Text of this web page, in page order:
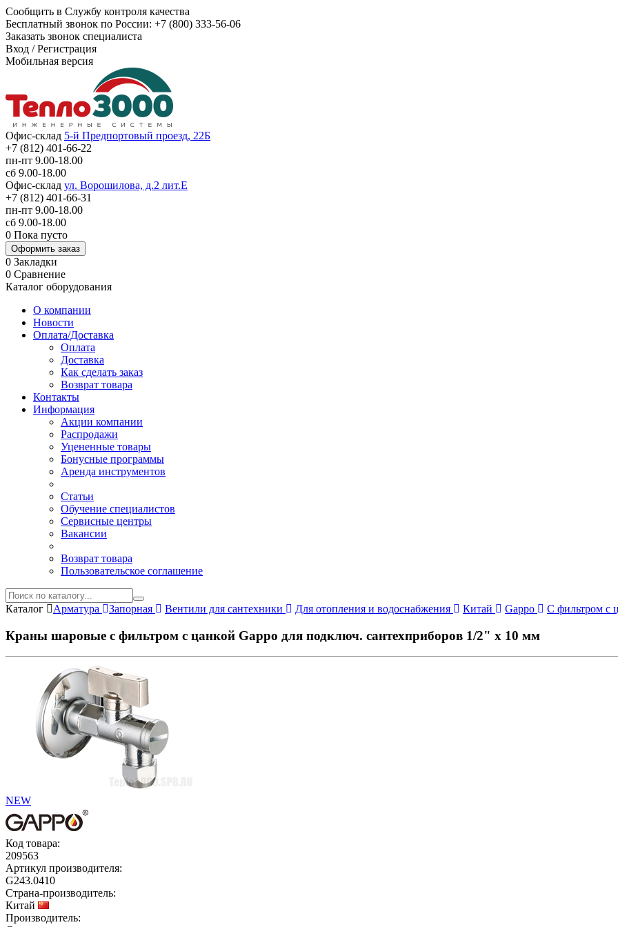
Сообщить в Службу контроля качества
Бесплатный звонок по России: +7 (800) 333-56-06
Заказать звонок специалиста
Вход /Регистрация
Мобильная версия
Офис-склад 5-й Предпортовый проезд, 22Б
+7 (812) 401-66-22
пн-пт 9.00-18.00
сб 9.00-18.00
Офис-склад ул. Ворошилова, д.2 лит.Е
+7 (812) 401-66-31
пн-пт 9.00-18.00
сб 9.00-18.00
0 Пока пусто
Оформить заказ
0 Закладки
0 Сравнение
Каталог оборудования
О компании
Новости
Оплата/Доставка
Оплата
Доставка
Как сделать заказ
Возврат товара
Контакты
Информация
Акции компании
Распродажи
Уцененные товары
Бонусные программы
Аренда инструментов
Статьи
Обучение специалистов
Сервисные центры
Вакансии
Возврат товара
Пользовательское соглашение
Каталог Арматура Запорная Вентили для сантехники Для отопления и водоснабжения Китай Gappo C фильтром с
Краны шаровые с фильтром с цанкой Gappo для подключ. сантехприборов 1/2" х 10 мм
NEW
Код товара:
209563
Артикул производителя:
G243.0410
Страна-производитель:
Китай
Производитель: